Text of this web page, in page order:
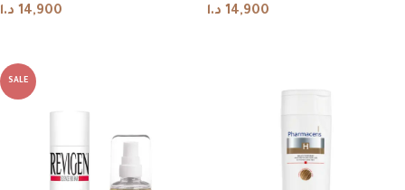
14,900 د.ا
14,900 د.ا
SALE